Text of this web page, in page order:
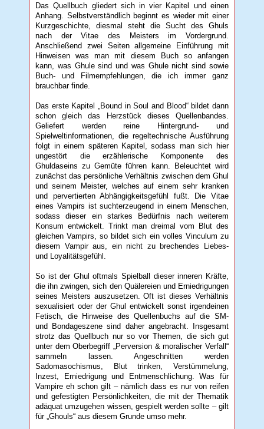
Das Quellbuch gliedert sich in vier Kapitel und einen
Anhang. Selbstverständlich beginnt es wieder mit einer
Kurzgeschichte, diesmal steht die Sucht des Ghuls
nach der Vitae des Meisters im Vordergrund.
Anschließend zwei Seiten allgemeine Einführung mit
Hinweisen was man mit diesem Buch so anfangen
kann, was Ghule sind und was Ghule nicht sind sowie
Buch- und Filmempfehlungen, die ich immer ganz
brauchbar finde.
Das erste Kapitel „Bound in Soul and Blood“ bildet dann
schon gleich das Herzstück dieses Quellenbandes.
Geliefert werden reine Hintergrund- und
Spielweltinformationen, die regeltechnische Ausführung
folgt in einem späteren Kapitel, sodass man sich hier
ungestört die erzählerische Komponente des
Ghuldaseins zu Gemüte führen kann. Beleuchtet wird
zunächst das persönliche Verhältnis zwischen dem Ghul
und seinem Meister, welches auf einem sehr kranken
und pervertierten Abhängigkeitsgefühl fußt. Die Vitae
eines Vampirs ist suchterzeugend in einem Menschen,
sodass dieser ein starkes Bedürfnis nach weiterem
Konsum entwickelt. Trinkt man dreimal vom Blut des
gleichen Vampirs, so bildet sich ein volles Vinculum zu
diesem Vampir aus, ein nicht zu brechendes Liebes-
und Loyalitätsgefühl.
So ist der Ghul oftmals Spielball dieser inneren Kräfte,
die ihn zwingen, sich den Quälereien und Erniedrigungen
seines Meisters auszusetzen. Oft ist dieses Verhältnis
sexualisiert oder der Ghul entwickelt sonst irgendeinen
Fetisch, die Hinweise des Quellenbuchs auf die SM-
und Bondageszene sind daher angebracht. Insgesamt
strotz das Quellbuch nur so vor Themen, die sich gut
unter dem Oberbegriff „Perversion & moralischer Verfall“
sammeln lassen. Angeschnitten werden
Sadomasochismus, Blut trinken, Verstümmelung,
Inzest, Erniedrigung und Entmenschlichung. Was für
Vampire eh schon gilt – nämlich dass es nur von reifen
und gefestigten Persönlichkeiten, die mit der Thematik
adäquat umzugehen wissen, gespielt werden sollte – gilt
für „Ghouls“ aus diesem Grunde umso mehr.